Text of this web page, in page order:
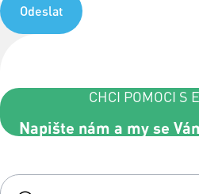
Odeslat
CHCI POMOCI S
Napište nám a my se